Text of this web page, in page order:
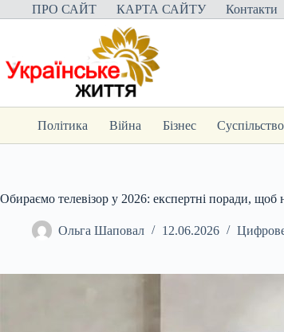
Перейти
до
ПРО САЙТ КАРТА САЙТУ Контакти
Політика Війна Бізнес Суспільство
Обираємо телевізор у 2026: експертні поради, щоб
Ольга Шаповал 12.06.2026